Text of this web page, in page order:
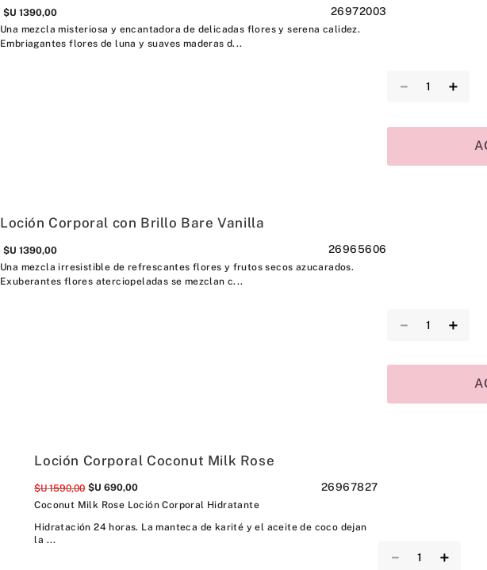
$U 1390,00 26972003
Una mezcla misteriosa y encantadora de delicadas flores y serena calidez.
Embriagantes flores de luna y suaves maderas d...
＋
－
Loción Corporal con Brillo Bare Vanilla
$U 1390,00 26965606
Una mezcla irresistible de refrescantes flores y frutos secos azucarados.
Exuberantes flores aterciopeladas se mezclan c...
＋
－
Loción Corporal Coconut Milk Rose
$U 1590,00 $U 690,00 26967827
Coconut Milk Rose Loción Corporal Hidratante
Hidratación 24 horas. La manteca de karité y el aceite de coco dejan
la ...
＋
－